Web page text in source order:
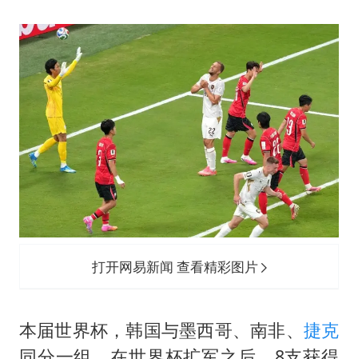
打开网易新闻 查看精彩图片
本届世界杯，韩国与墨西哥、南非、 捷克